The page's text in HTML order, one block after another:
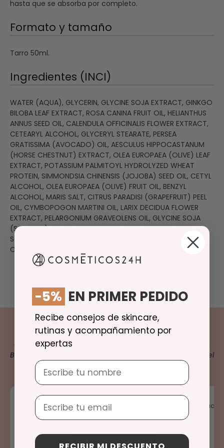
hasta que se absorba por completo.
Formato y tamaño
Tarro 50ml.
Ingredientes (INCI)
WATER (AQUA), GLYCERIN, GLYCINE SOJA EXTRACT, GINKGO
BILOBA LEAF EXTRACT, ROSA CANINA FRUIT OIL, HELIANTHUS
ANNUS SEED OIL, CALENDULA OFFICINALIS FLOWER EXTRACT,
CETEARYL ALCOHOL, GLYCERYL STEARATE, PERSEA
GRATISSIMA (AVOCADO) OIL, AESCULUS HIPPOCASTANUM
(HORSE CHESTNUT) EXTRACT, OLEA EUROPAEA (OLIVE) LEAF
EXTRACT, POTASSIUM PALMITOYL HYDROLYZED WHEAT
PROTEIN, SIMMONDSIA CHINENSIS (JOJOBA) SEED OIL, CETYL
ALCOHOL, OLEA EUROPAEA (OLIVE) FRUIT OIL, BENZYL
ALCOHOL, MARIS SALT, CITRUS PARADISI (GRAPEFRUIT) PEEL
OIL, CYMBOPOGON MARTINI OIL, LARIX DECIDUA FLOWER
EXTRACT, PELARGONIUM GRAVEOLENS OIL, GLYCINE SOJA
(SOYBEAN) OIL, DEHYDROACETIC ACID, BENZOIC ACID,
SORBIC ACID, TOCOPHEROL, BETA-SITOSTEROL, SQUALENE,
CITRAL, CITRONELLOL, GERANIOL, LINALOOL, LIMONENE.
COMPLETA TU RUTINA
Con esteprotocolo
Bio Celular Crema Regeneradora de Massada
. Úsalo en el
Desmaquillante Gel o limpiador
-5% EN PRIMER PEDIDO
Recibe consejos de skincare,
rutinas y acompañamiento por
expertas
Nombre
Email